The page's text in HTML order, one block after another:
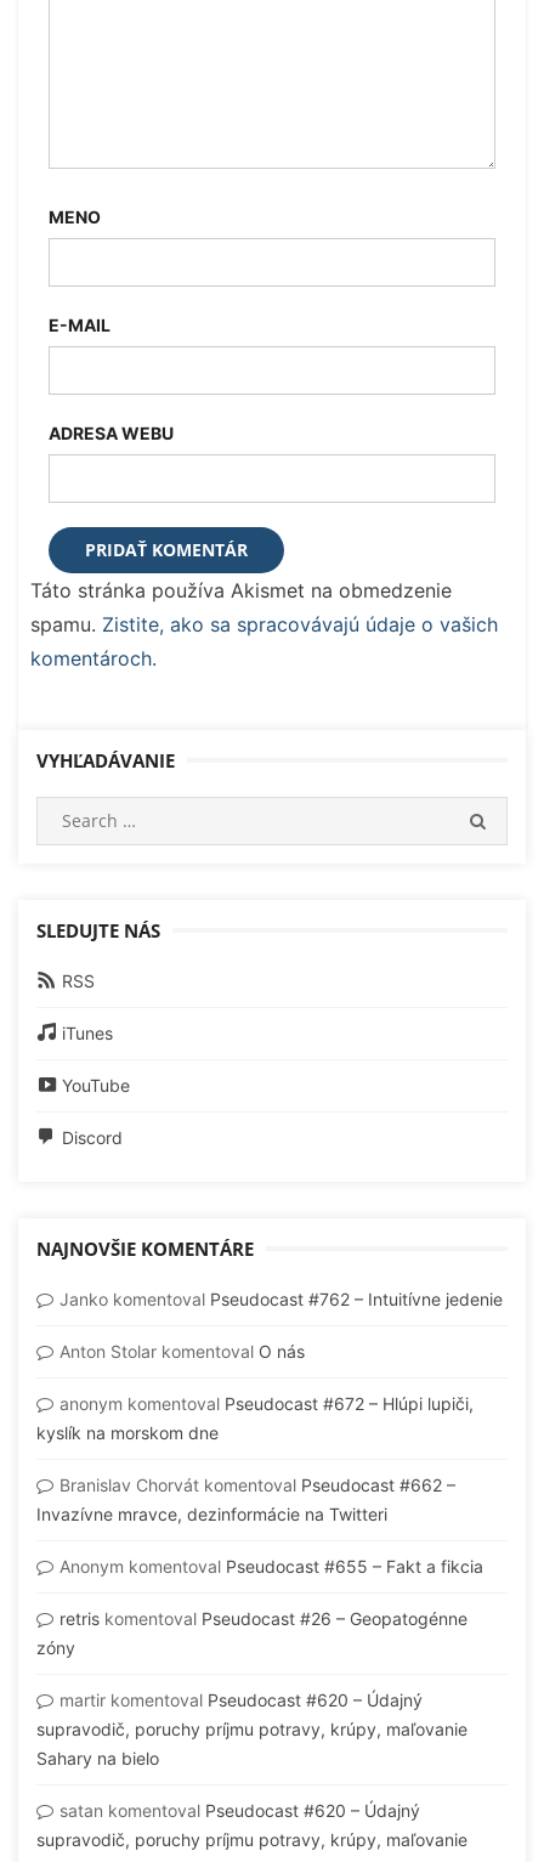
MENO
E-MAIL
ADRESA WEBU
Táto stránka používa Akismet na obmedzenie
spamu. Zistite, ako sa spracovávajú údaje o vašich
komentároch.
VYHĽADÁVANIE
SLEDUJTE NÁS
RSS
iTunes
YouTube
Discord
NAJNOVŠIE KOMENTÁRE
Janko komentoval Pseudocast #762 – Intuitívne jedenie
Anton Stolar komentoval O nás
anonym komentoval Pseudocast #672 – Hlúpi lupiči,
kyslík na morskom dne
Branislav Chorvát komentoval Pseudocast #662 –
Invazívne mravce, dezinformácie na Twitteri
Anonym komentoval Pseudocast #655 – Fakt a fikcia
retris komentoval Pseudocast #26 – Geopatogénne
zóny
martir komentoval Pseudocast #620 – Údajný
supravodič, poruchy príjmu potravy, krúpy, maľovanie
Sahary na bielo
satan komentoval Pseudocast #620 – Údajný
supravodič, poruchy príjmu potravy, krúpy, maľovanie